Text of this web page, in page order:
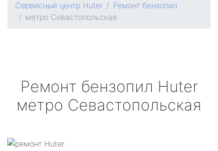
Сервисный центр Huter
Ремонт бензопил
метро Севастопольская
Ремонт бензопил Huter
метро Севастопольская